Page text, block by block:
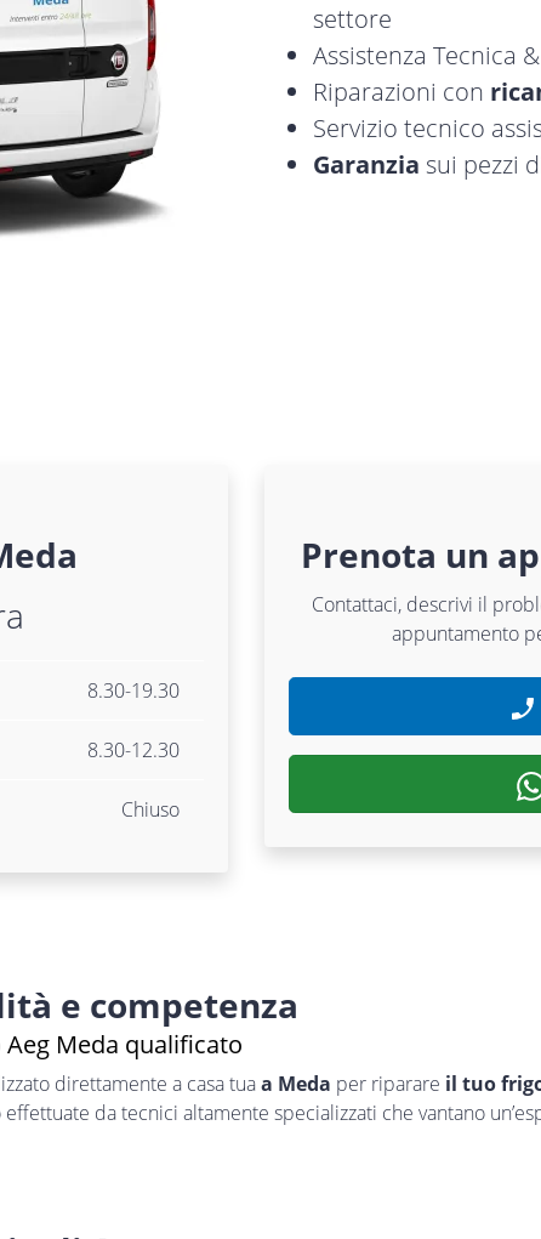
settore
Assistenza Tecnica
Riparazioni con
Servizio tecnico
Garanzia sui pezzi
8.30-19.30
8.30-12.30
Chiuso
Prenota un
Contattaci, descrivi il
appuntamento
e competenza
Meda qualificato
direttamente a casa tuaa Meda per riparare il tuo
da tecnici altamente specializzati che vantano